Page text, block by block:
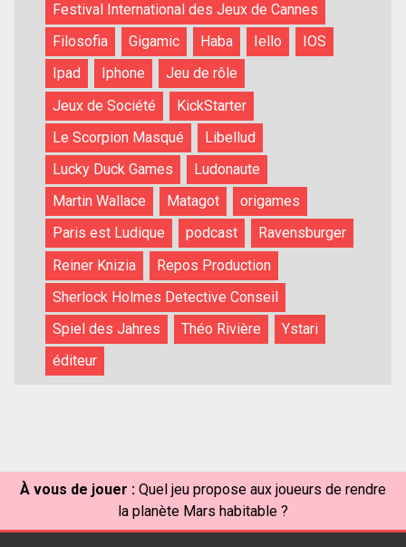
Festival International des Jeux de Cannes
Filosofia
Gigamic Haba Iello
IOS
Ipad
Iphone
Jeu de rôle
Jeux de Société
KickStarter
Le Scorpion Masqué
Libellud
Lucky Duck Games
Ludonaute
Martin Wallace
Matagot
origames
Paris est Ludique
podcast
Ravensburger
Reiner Knizia
Repos Production
Sherlock Holmes Detective Conseil
Spiel des Jahres
Théo Rivière
Ystari
éditeur
À vous de jouer : Quel jeu propose aux joueurs de rendre
la planète Mars habitable ?